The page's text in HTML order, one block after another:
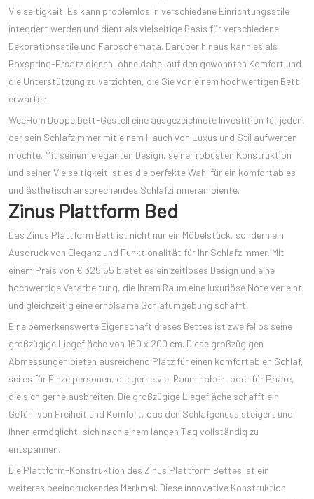
Vielseitigkeit. Es kann problemlos in verschiedene Einrichtungsstile
integriert werden und dient als vielseitige Basis für verschiedene
Dekorationsstile und Farbschemata. Darüber hinaus kann es als
Boxspring-Ersatz dienen, ohne dabei auf den gewohnten Komfort und
die Unterstützung zu verzichten, die Sie von einem hochwertigen Bett
erwarten.
WeeHom Doppelbett-Gestell eine ausgezeichnete Investition für jeden,
der sein Schlafzimmer mit einem Hauch von Luxus und Stil aufwerten
möchte. Mit seinem eleganten Design, seiner robusten Konstruktion
und seiner Vielseitigkeit ist es die perfekte Wahl für ein komfortables
und ästhetisch ansprechendes Schlafzimmerambiente.
Zinus Plattform Bed
Das Zinus Plattform Bett ist nicht nur ein Möbelstück, sondern ein
Ausdruck von Eleganz und Funktionalität für Ihr Schlafzimmer. Mit
einem Preis von € 325.55 bietet es ein zeitloses Design und eine
hochwertige Verarbeitung, die Ihrem Raum eine luxuriöse Note verleiht
und gleichzeitig eine erholsame Schlafumgebung schafft.
Eine bemerkenswerte Eigenschaft dieses Bettes ist zweifellos seine
großzügige Liegefläche von 160 x 200 cm. Diese großzügigen
Abmessungen bieten ausreichend Platz für einen komfortablen Schlaf,
sei es für Einzelpersonen, die gerne viel Raum haben, oder für Paare,
die sich gerne ausbreiten. Die großzügige Liegefläche schafft ein
Gefühl von Freiheit und Komfort, das den Schlafgenuss steigert und
Ihnen ermöglicht, sich nach einem langen Tag vollständig zu
entspannen.
Die Plattform-Konstruktion des Zinus Plattform Bettes ist ein
weiteres beeindruckendes Merkmal. Diese innovative Konstruktion